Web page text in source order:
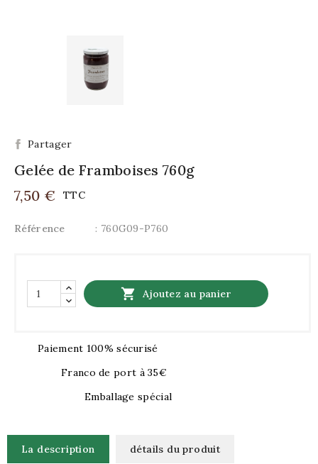
Partager
Gelée de Framboises 760g
7,50 €
TTC
Référence : 760G09-P760
 Ajoutez au panier
Paiement 100% sécurisé
Franco de port à 35€
Emballage spécial
La description détails du produit